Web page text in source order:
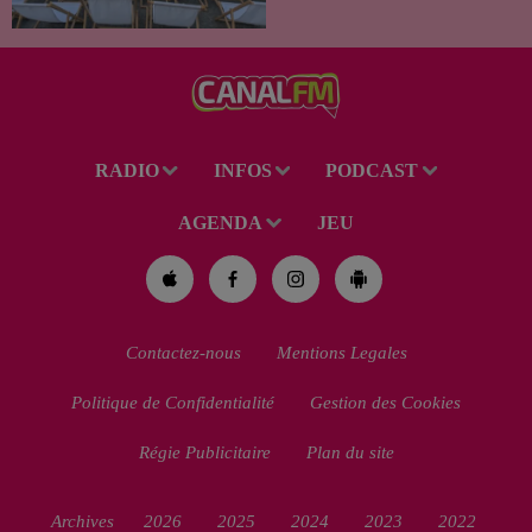
RADIO INFOS PODCAST
AGENDA JEU
Contactez-nous Mentions Legales
Politique de Confidentialité Gestion des Cookies
Régie Publicitaire Plan du site
Archives 2026 2025 2024 2023 2022